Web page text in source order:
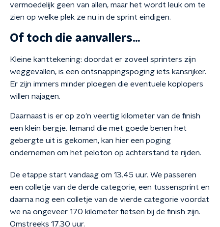
vermoedelijk geen van allen, maar het wordt leuk om te
zien op welke plek ze nu in de sprint eindigen.
Of toch die aanvallers...
Kleine kanttekening: doordat er zoveel sprinters zijn
weggevallen, is een ontsnappingspoging iets kansrijker.
Er zijn immers minder ploegen die eventuele koplopers
willen najagen.
Daarnaast is er op zo'n veertig kilometer van de finish
een klein bergje. Iemand die met goede benen het
gebergte uit is gekomen, kan hier een poging
ondernemen om het peloton op achterstand te rijden.
De etappe start vandaag om 13.45 uur. We passeren
een colletje van de derde categorie, een tussensprint en
daarna nog een colletje van de vierde categorie voordat
we na ongeveer 170 kilometer fietsen bij de finish zijn.
Omstreeks 17.30 uur.